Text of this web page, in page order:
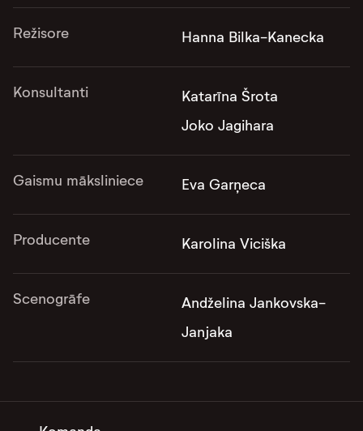
Režisore Hanna Bilka-Kanecka
Konsultanti
Katarīna Šrota
Joko Jagihara
Gaismu māksliniece Eva Garņeca
Producente Karolina Viciška
Scenogrāfe
Andželina Jankovska-
Janjaka